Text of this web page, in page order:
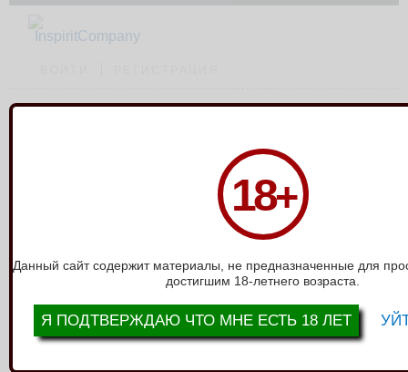
18+
Данный сайт содержит материалы, не предназначенные для
достигшим 18-летнего возраста.
Я ПОДТВЕРЖДАЮ ЧТО МНЕ ЕСТЬ 18 ЛЕТ
Показать все
только в наличии
Артикул группы из выгрузки: 00-00000148